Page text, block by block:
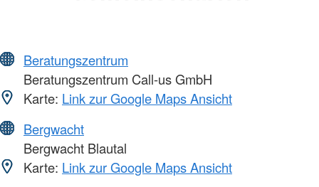
Beratungszentrum
Beratungszentrum Call-us GmbH
Karte: Link zur Google Maps Ansicht
Bergwacht
Bergwacht Blautal
Karte: Link zur Google Maps Ansicht